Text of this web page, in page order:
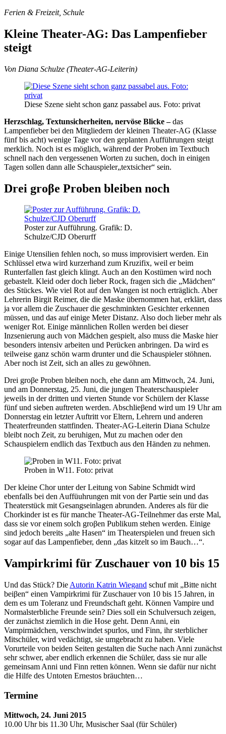
Ferien & Freizeit, Schule
Kleine Theater-AG: Das Lampenfieber
steigt
Von Diana Schulze (Theater-AG-Leiterin)
Diese Szene sieht schon ganz passabel aus. Foto: privat
Herzschlag, Textunsicherheiten, nervöse Blicke –das
Lampenfieber bei den Mitgliedern der kleinen Theater-AG (Klasse
fünf bis acht) wenige Tage vor den geplanten Aufführungen steigt
merk­lich. Noch ist es möglich, während der Proben im Textbuch
schnell nach den vergessenen Worten zu suchen, doch in einigen
Tagen sollen dann alle Schauspieler„textsicher“ sein.
Drei groβe Proben bleiben noch
Poster zur Aufführung. Grafik: D.
Schulze/CJD Oberurff
Einige Utensilien fehlen noch, so muss improvisiert werden. Ein
Schlüssel etwa wird kurzerhand zum Kruzifix, weil er beim
Runterfallen fast gleich klingt. Auch an den Kostümen wird noch
gebastelt. Kleid oder doch lieber Rock, fragen sich die „Mädchen“
des Stückes. Wie viel Rot auf den Wangen ist noch erträglich. Aber
Lehrerin Birgit Reimer, die die Maske übernommen hat, erklärt, dass
ja vor allem die Zuschauer die geschminkten Gesichter erkennen
müssen, und das auf einige Meter Distanz. Also doch lieber mehr als
weniger Rot. Einige männlichen Rollen werden bei dieser
Inzsenierung auch von Mädchen gespielt, also muss die Maske hier
besonders intensiv arbeiten und Perücken anbringen. Da wird es
teilweise ganz schön warm drunter und die Schauspieler stöhnen.
Aber noch ist Zeit, sich an alles zu gewöhnen.
Drei groβe Proben bleiben noch, ehe dann am Mittwoch, 24. Juni,
und am Donnerstag, 25. Juni, die jungen Theaterschauspieler
jeweils in der dritten und vierten Stunde vor Schülern der Klasse
fünf und sieben auftreten werden. Abschlieβend wird um 19 Uhr am
Donnerstag ein letzter Auftritt vor Eltern, Lehrern und anderen
Theaterfreunden stattfinden. Theater-AG-Leiterin Diana Schulze
bleibt noch Zeit, zu beruhigen, Mut zu machen oder den
Schauspielern endlich das Textbuch aus den Händen zu nehmen.
Proben in W11. Foto: privat
Der kleine Chor unter der Leitung von Sabine Schmidt wird
ebenfalls bei den Auffüuhrungen mit von der Partie sein und das
Theaterstück mit Gesangseinlagen abrunden. Anderes als für die
Chorkinder ist es für manche Theater-AG-Teilnehmer das erste Mal,
dass sie vor einem solch groβen Publikum stehen werden. Einige
sind jedoch bereits „alte Hasen“ im Theaterspielen und freuen sich
sogar auf das Lampenfieber, denn „das kitzelt so im Bauch…“.
Vampirkrimi für Zuschauer von 10 bis 15
Und das Stück? Die Autorin Katrin Wiegand schuf mit „Bitte nicht
beiβen“ einen Vampirkrimi für Zuschauer von 10 bis 15 Jahren, in
dem es um Toleranz und Freundschaft geht. Können Vampire und
Normalsterbliche Freunde sein? Dies soll ein Schulversuch zeigen,
der zunächst ziemlich in die Hose geht. Denn Anni, ein
Vampirmädchen, verschwindet spurlos, und Finn, ihr sterblicher
Mitschüler, wird vedächtigt, sie umgebracht zu haben. Viele
Vorurteile von beiden Seiten gestalten die Suche nach Anni zunächst
sehr schwer, aber endlich erkennen die Schüler, dass sie nur alle
gemeinsam Anni und Finn retten können. Wenn sie dafür nur nicht
die Hilfe des Untoten Ernestos bräuchten…
Termine
Mittwoch, 24. Juni 2015
10.00 Uhr bis 11.30 Uhr, Musischer Saal (für Schüler)